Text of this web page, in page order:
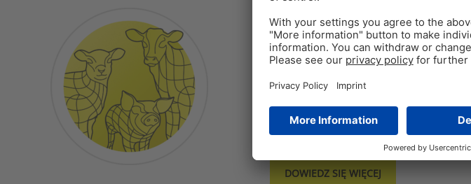
Żywienie
Świnie i cielęta rodzą się z
wszystkich zajmuje tygodnie. W tej
wyzwaniami wczesnego życia?
DOWIEDZ SIĘ WIĘCEJ